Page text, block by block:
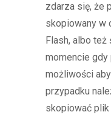
zdarza się, że
skopiowany w
Flash, albo też
momencie gdy
możliwości
przypadku
skopiować plik